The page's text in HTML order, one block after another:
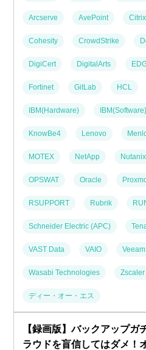
Arcserve AvePoint Citrix
Cohesity CrowdStrike
DigiCert DigitalArts
Fortinet GitLab HCL
IBM(Hardware) IBM(Software)
KnowBe4 Lenovo
MOTEX NetApp Nutanix
OPSWAT Oracle
RSUPPORT Rubrik
Schneider Electric (APC)
VAST Data VAIO Veeam
Wasabi Technologies Zscaler
ディー・オー・エス
【録画版】バックアップガ
ラウドを盲信してはダメ！